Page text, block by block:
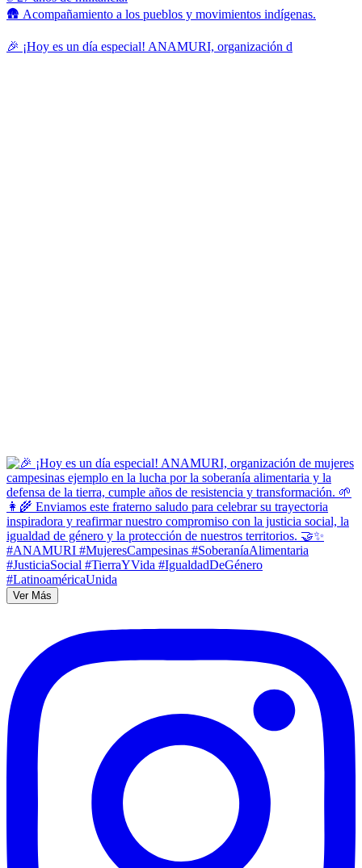
🛖 Acompañamiento a los pueblos y movimientos indígenas.
🎉 ¡Hoy es un día especial! ANAMURI, organización d
Ver Más